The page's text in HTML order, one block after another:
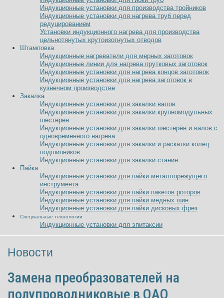
Индукционные установки для производства тройников
Индукционные установки для нагрева труб перед
редуцированием
Установки индукционного нагрева для производства
цельнотянутых крутоизогнутых отводов
Штамповка
Индукционные нагреватели для мерных заготовок
Индукционные линии для нагрева прутковых заготовок
Индукционные установки для нагрева концов заготовок
Индукционные установки для нагрева заготовок в
кузнечном производстве
Закалка
Индукционные установки для закалки валов
Индукционные установки для закалки крупномодульных
шестерен
Индукционные установки для закалки шестерён и валов с
одновременного нагрева
Индукционные установки для закалки и раскатки колец
подшипников
Индукционные установки для закалки станин
Пайка
Индукционные установки для пайки металлорежущего
инструмента
Индукционные установки для пайки пакетов роторов
Индукционные установки для пайки медных шин
Индукционные установки для пайки дисковых фрез
Специальные технологии
Индукционные установки для эпитаксии
Новости
Замена преобразователей на
полупроводниковые в ОАО